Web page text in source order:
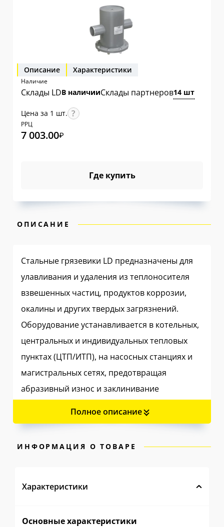
Описание Характеристики
Наличие
Склады LDВ наличииСклады партнеров14 шт
Цена за 1 шт.
РРЦ
7 003.00₽
Где купить
ОПИСАНИЕ
Стальные грязевики LD предназначены для
улавливания и удаления из теплоносителя
взвешенных частиц, продуктов коррозии,
окалины и других твердых загрязнений.
Оборудование устанавливается в котельных,
центральных и индивидуальных тепловых
пунктах (ЦТП/ИТП), на насосных станциях и
магистральных сетях, предотвращая
абразивный износ и заклинивание
✅ Эффективная защита оборудования
примесииз теплоносителя,
Полное описание
ИНФОРМАЦИЯ О ТОВАРЕ
Характеристики
Основные характеристики